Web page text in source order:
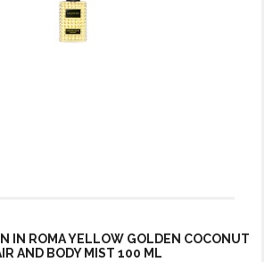
IN ROMA YELLOW GOLDEN COCONUT
AND BODY MIST 100 ML